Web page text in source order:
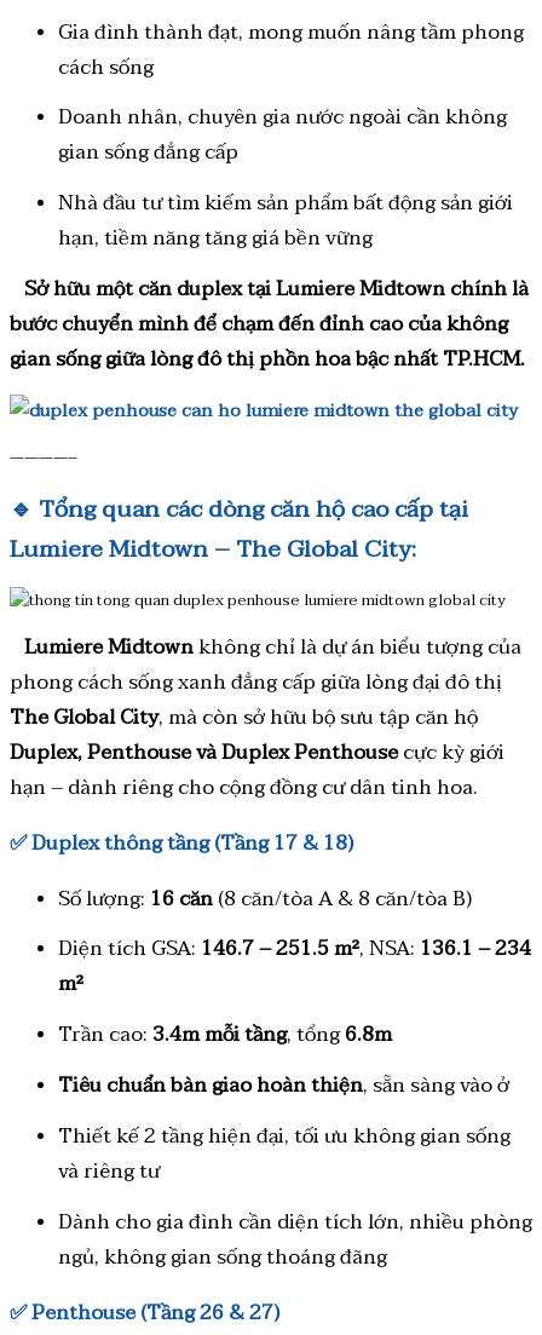
Gia đình thành đạt, mong muốn nâng tầm phong
cách sống
Doanh nhân, chuyên gia nước ngoài cần không
gian sống đẳng cấp
Nhà đầu tư tìm kiếm sản phẩm bất động sản giới
hạn, tiềm năng tăng giá bền vững
Sở hữu một căn duplex tại Lumiere Midtown chính là
bước chuyển mình để chạm đến đỉnh cao của không
gian sống giữa lòng đô thị phồn hoa bậc nhất TP.HCM.
————–
🔹 Tổng quan các dòng căn hộ cao cấp tại
Lumiere Midtown – The Global City:
Lumiere Midtownkhông chỉ là dự án biểu tượng của
phong cách sống xanh đẳng cấp giữa lòng đại đô thị
The Global City, mà còn sở hữu bộ sưu tập căn hộ
Duplex, Penthouse và Duplex Penthousecực kỳ giới
hạn – dành riêng cho cộng đồng cư dân tinh hoa.
✅Duplex thông tầng (Tầng 17 & 18)
Số lượng: 16 căn(8 căn/tòa A & 8 căn/tòa B)
Diện tích GSA: 146.7 – 251.5 m², NSA: 136.1 – 234
m²
Trần cao: 3.4m mỗi tầng, tổng6.8m
Tiêu chuẩn bàn giao hoàn thiện, sẵn sàng vào ở
Thiết kế 2 tầng hiện đại, tối ưu không gian sống
và riêng tư
Dành cho gia đình cần diện tích lớn, nhiều phòng
ngủ, không gian sống thoáng đãng
✅Penthouse (Tầng 26 & 27)